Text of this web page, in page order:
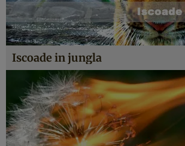
Iscoade in jungla